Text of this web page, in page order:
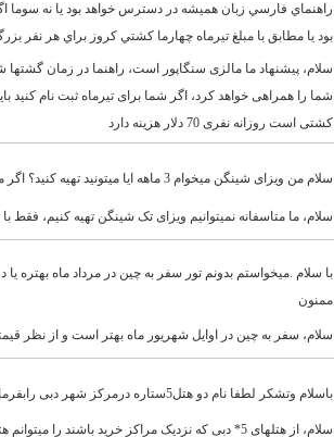
راهنماي فارسي زبان هميشه در دسترس خواهد بود يا نه سوما
بود يا مطابق با مبلغ تيرماه چهارما كشتي كروز براي هر نفر بزرگسال و كودك 4 ساله مبلغش چقدر
سلام، پیشنهاد ما مالزی سنگاپور است، راهنما در زمان
شما را همراهی خواهد کرد، اگر شما برای تیرماه ثبت نام کنید
کشتی است روزانه نفری 70 دلار هزینه دارد
سلام من ویزای شینگن میخوام 3 ماهه ایا میتونید تهیه کنید؟ اگر میتونید چقدر طول میکشه و چقدر هزینه داره ....ممنون
سلام، ما متاسفانه نمیتوانیم ویزای تک شینگن تهیه کنیم، فقط
با سلام .میخواستم بدونم تور سفر به چین در مرداد ماه بهتره
ممنون
سلام، سفر به چین در اوایل شهریور ماه بهتر است و از نظر
باسلام وتشکر لطفا نام دو هتل5ستاره درمرکز شهر دبی رابفرمایید که به مراکز خرید نزدیک باشد
سلام، از هتلهای 5* دبی که نزدیک مراکز خرید باشند